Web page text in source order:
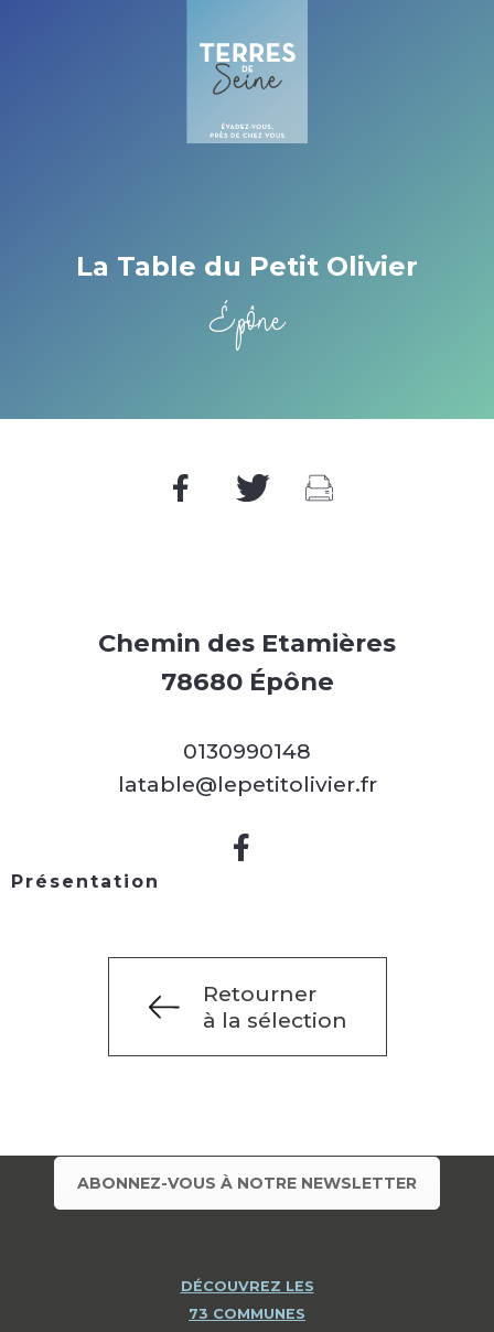
La Table du Petit Olivier
Épône
Chemin des Etamières
78680 Épône
0130990148
latable@lepetitolivier.fr
Présentation
Retourner
à la sélection
ABONNEZ-VOUS À NOTRE NEWSLETTER
DÉCOUVREZ LES
73 COMMUNES